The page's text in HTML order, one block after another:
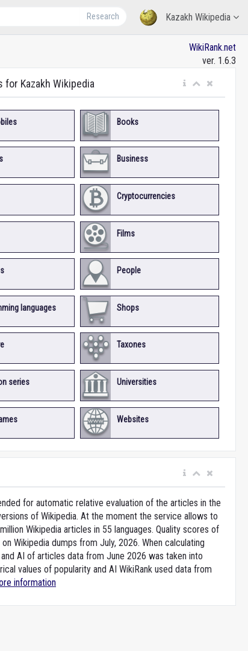
Kazakh Wikipedia
Research
WikiRank.net
ver. 1.6.3
for Kazakh Wikipedia
Books
Business
Cryptocurrencies
Films
People
languages Shops
Taxones
series Universities
Websites
for automatic relative evaluation of the articles in the
of Wikipedia. At the moment the service allows to
Wikipedia articles in 55 languages. Quality scores of
Wikipedia dumps from July, 2026. When calculating
AI of articles data from June 2026 was taken into
values of popularity and AI WikiRank used data from
information